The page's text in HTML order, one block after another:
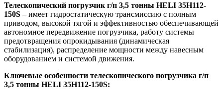
Телескопический погрузчик г/п 3,5 тонны HELI 35H112-
150S – имеет гидростатическую трансмиссию с полным
приводом, высокой тягой и эффективностью обеспечивающей
автономное передвижение погрузчика, работу системы
предотвращения опрокидывания (динамическая
стабилизация), распределение мощности между навесным
оборудованием и системой движения.
Ключевые особенности телескопического погрузчика г/п
3,5 тонны HELI 35H112-150S: